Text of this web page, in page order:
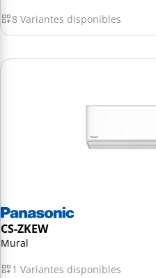
8 Variantes disponibles
CS-ZKEW
Mural
1 Variantes disponibles